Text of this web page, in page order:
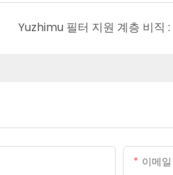
이메일